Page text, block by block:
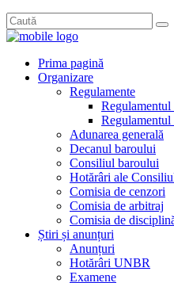
Prima pagină
Organizare
Regulamente
Adunarea generală
Decanul baroului
Consiliul baroului
Hotărâri ale
Comisia de cenzori
Comisia de arbitraj
Comisia de
Știri și anunțuri
Anunțuri
Hotărâri UNBR
Examene